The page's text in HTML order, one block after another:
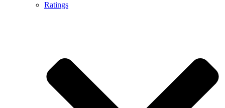
Ratings